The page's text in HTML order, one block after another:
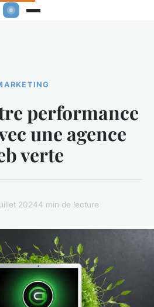
performance
une agence
verte
20244 min de lecture